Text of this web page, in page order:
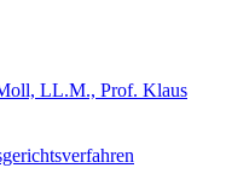
LL.M., Prof. Klaus